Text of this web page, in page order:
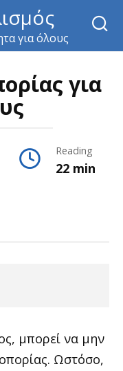
για όλους
για
Reading
22 min
μπορεί να μην
Ωστόσο,